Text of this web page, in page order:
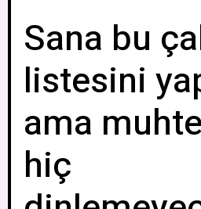
Sana bu
listesini
ama
hiç